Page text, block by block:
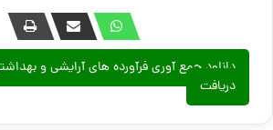
دانلود جمع آوری فرآورده های آرایشی و
دریافت